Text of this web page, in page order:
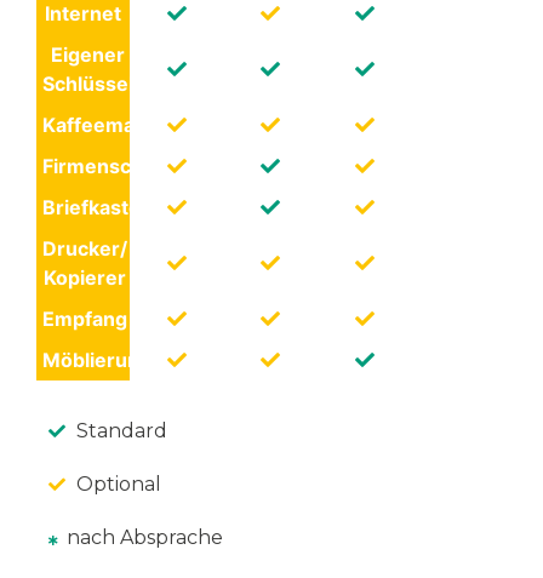
Internet
Eigener
Schlüssel
Kaffeemaschine
Firmenschild
Briefkastenschild
Drucker/
Kopierer
Empfang
Möblierung
Standard
Optional
nach Absprache